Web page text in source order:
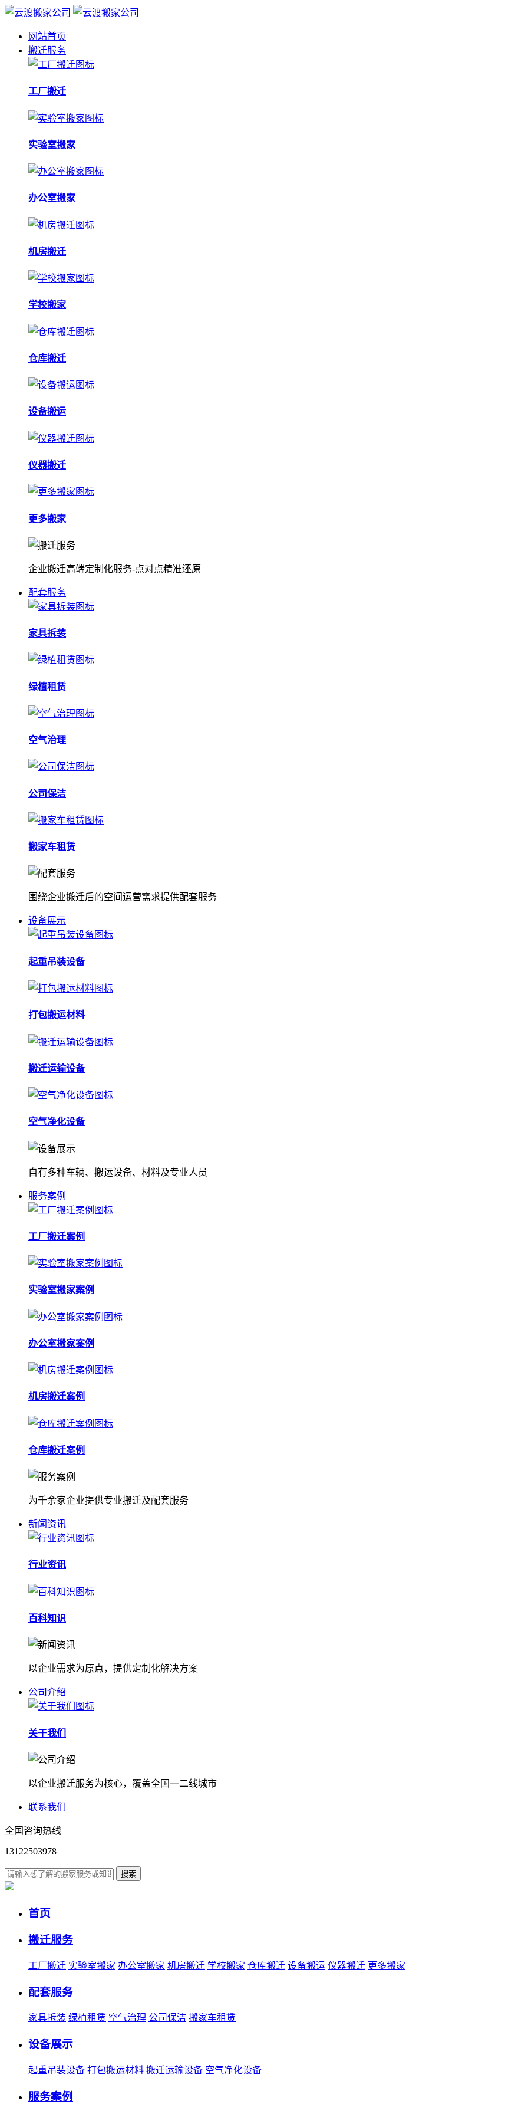
网站首页
搬迁服务
工厂搬迁
实验室搬家
办公室搬家
机房搬迁
学校搬家
仓库搬迁
设备搬运
仪器搬迁
更多搬家
企业搬迁高端定制化服务-点对点精准还原
配套服务
家具拆装
绿植租赁
空气治理
公司保洁
搬家车租赁
围绕企业搬迁后的空间运营需求提供配套服务
设备展示
起重吊装设备
打包搬运材料
搬迁运输设备
空气净化设备
自有多种车辆、搬运设备、材料及专业人员
服务案例
工厂搬迁案例
实验室搬家案例
办公室搬家案例
机房搬迁案例
仓库搬迁案例
为千余家企业提供专业搬迁及配套服务
新闻资讯
行业资讯
百科知识
以企业需求为原点，提供定制化解决方案
公司介绍
关于我们
以企业搬迁服务为核心，覆盖全国一二线城市
联系我们
全国咨询热线
13122503978
搜索
首页
搬迁服务
工厂搬迁 实验室搬家 办公室搬家 机房搬迁 学校搬家 仓库搬迁 设备搬运 仪器搬迁 更多搬家
配套服务
家具拆装 绿植租赁 空气治理 公司保洁 搬家车租赁
设备展示
起重吊装设备 打包搬运材料 搬迁运输设备 空气净化设备
服务案例